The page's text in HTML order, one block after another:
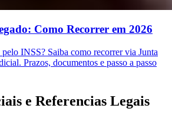
Como Recorrer em 2026
INSS? Saiba como recorrer via Junta
Prazos, documentos e passo a passo
e Referencias Legais